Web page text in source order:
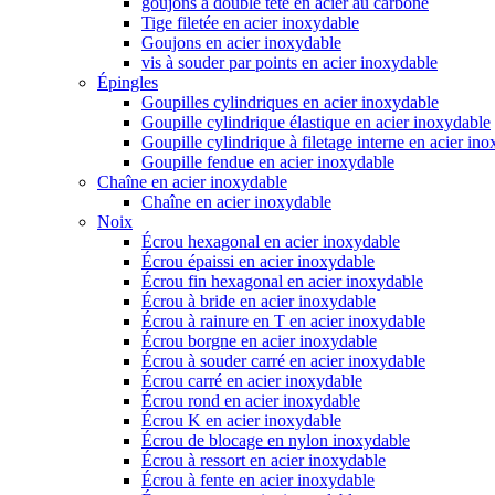
Tige filetée en acier inoxydable
Goujons en acier inoxydable
vis à souder par points en acier inoxydable
Épingles
Goupilles cylindriques en acier inoxydable
Goupille cylindrique élastique en acier inoxydable
Goupille cylindrique à filetage interne en acier
Goupille fendue en acier inoxydable
Chaîne en acier inoxydable
Chaîne en acier inoxydable
Noix
Écrou hexagonal en acier inoxydable
Écrou épaissi en acier inoxydable
Écrou fin hexagonal en acier inoxydable
Écrou à bride en acier inoxydable
Écrou à rainure en T en acier inoxydable
Écrou borgne en acier inoxydable
Écrou à souder carré en acier inoxydable
Écrou carré en acier inoxydable
Écrou rond en acier inoxydable
Écrou K en acier inoxydable
Écrou de blocage en nylon inoxydable
Écrou à ressort en acier inoxydable
Écrou à fente en acier inoxydable